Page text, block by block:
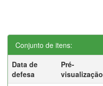
Conjunto de itens:
Data de
defesa
Pré-
visualização